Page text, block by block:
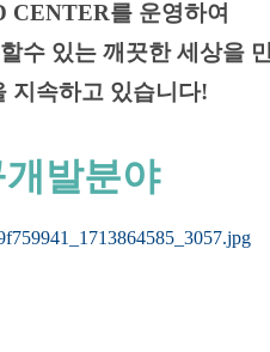
CENTER를 운영하여
수 있는 깨끗한 세상을
지속하고 있습니다!
발분야